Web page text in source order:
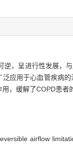
，呈进行性发展，
应用于心血管疾病
，缓解了COPD患者
airflow